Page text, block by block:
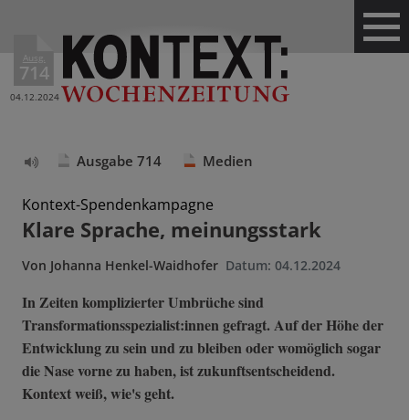
Ausg.
714
04.12.2024
vorlesen
Ausgabe 714 Medien
Kontext-Spendenkampagne
Klare Sprache, meinungsstark
Von Johanna Henkel-Waidhofer Datum: 04.12.2024
In Zeiten komplizierter Umbrüche sind
Transformationsspezialist:innen gefragt. Auf der Höhe der
Entwicklung zu sein und zu bleiben oder womöglich sogar
die Nase vorne zu haben, ist zukunftsentscheidend.
Kontext weiß, wie's geht.